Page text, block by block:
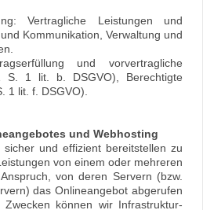
Vertragliche Leistungen und
Kommunikation, Verwaltung und
und vorvertragliche
1 lit. b. DSGVO), Berechtigte
1 lit. f. DSGVO).
und Webhosting
und effizient bereitstellen zu
von einem oder mehreren
von deren Servern (bzw.
das Onlineangebot abgerufen
können wir Infrastruktur-